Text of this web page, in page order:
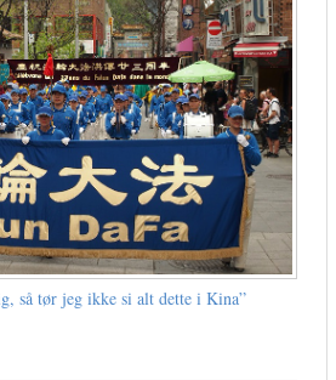
så tør jeg ikke si alt dette i Kina”